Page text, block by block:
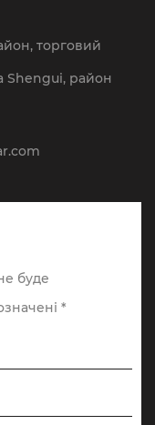
торговий
Shengui, район
буде
*